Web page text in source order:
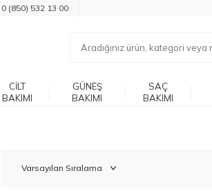
0 (850) 532 13 00
CILT
BAKIMI
GÜNEŞ
BAKIMI
SAÇ
BAKIMI